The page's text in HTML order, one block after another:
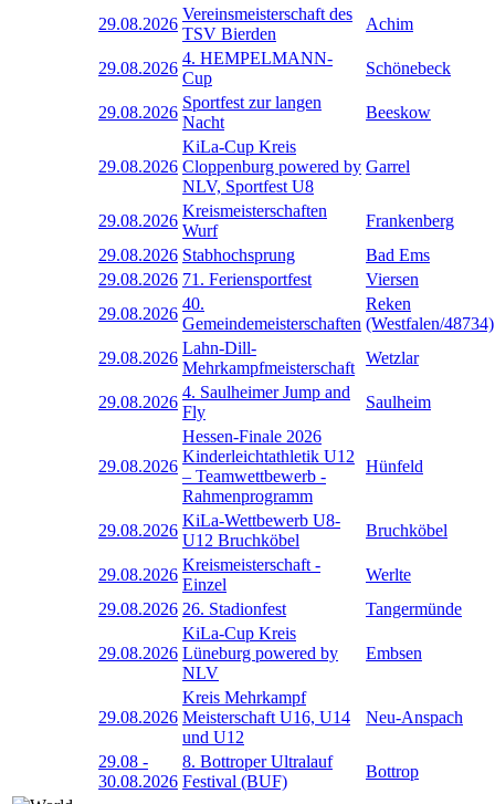
29.08.2026
Vereinsmeisterschaft des
TSV Bierden
Achim
29.08.2026
4. HEMPELMANN-
Cup
Schönebeck
29.08.2026
Sportfest zur langen
Nacht
Beeskow
29.08.2026
KiLa-Cup Kreis
Cloppenburg powered by
NLV, Sportfest U8
Garrel
29.08.2026
Kreismeisterschaften
Wurf
Frankenberg
29.08.2026 Stabhochsprung
Bad Ems
29.08.2026 71. Feriensportfest
Viersen
29.08.2026
40.
Gemeindemeisterschaften
Reken
(Westfalen/48734)
29.08.2026
Lahn-Dill-
Mehrkampfmeisterschaft
Wetzlar
29.08.2026
4. Saulheimer Jump and
Fly
Saulheim
29.08.2026
Hessen-Finale 2026
Kinderleichtathletik U12
– Teamwettbewerb -
Rahmenprogramm
Hünfeld
29.08.2026
KiLa-Wettbewerb U8-
U12 Bruchköbel
Bruchköbel
29.08.2026
Kreismeisterschaft -
Einzel
Werlte
29.08.2026 26. Stadionfest Tangermünde
29.08.2026
KiLa-Cup Kreis
Lüneburg powered by
NLV
Embsen
29.08.2026
Kreis Mehrkampf
Meisterschaft U16, U14
und U12
Neu-Anspach
29.08 -
30.08.2026
8. Bottroper Ultralauf
Festival (BUF)
Bottrop